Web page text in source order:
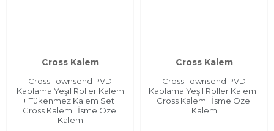
Cross Kalem
Cross Townsend PVD
Kaplama Yeşil Roller Kalem
+ Tükenmez Kalem Set |
Cross Kalem | İsme Özel
Kalem
Cross Kalem
Cross Townsend PVD
Kaplama Yeşil Roller Kalem |
Cross Kalem | İsme Özel
Kalem